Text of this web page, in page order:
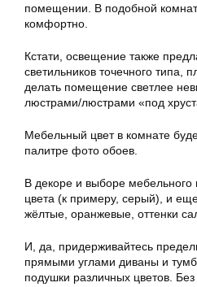
помещении. В подобной
комфортно.
Кстати, освещение также
светильников точечного типа,
делать помещение светлее
люстрами/люстрами «под
Мебельный цвет в комнате
палитре фото обоев.
В декоре и выборе мебельного
цвета (к примеру, серый), и
жёлтые, оранжевые, оттенки
И, да, придерживайтесь
прямыми углами диваны и
подушки различных цветов. Без